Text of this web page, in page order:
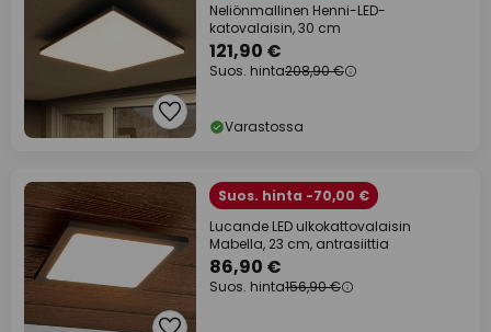
Neliönmallinen Henni-LED-
katovalaisin, 30 cm
121,90 €
Suos. hinta208,90 €
Varastossa
Suos. hinta -70,00 €
Lucande LED ulkokattovalaisin
Mabella, 23 cm, antrasiittia
86,90 €
Suos. hinta156,90 €